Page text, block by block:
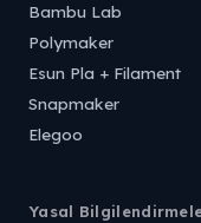
Bambu Lab
Polymaker
Esun Pla + Filament
Snapmaker
Elegoo
Yasal